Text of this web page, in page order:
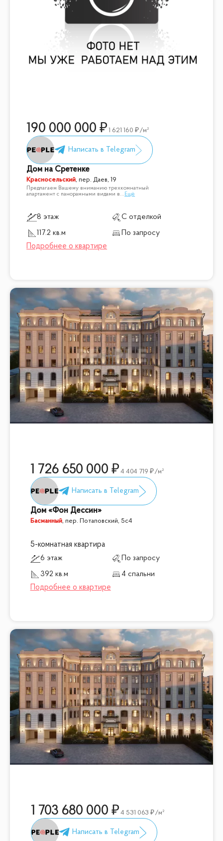
190 000 000 1 621 160 /м²
Дом на Сретенке
Красносельский,пер. Даев, 19
Предлагаем Вашему вниманию трехкомнатный
апартамент с панорамными видами в... Ещё
8 этаж
С отделкой
117.2 кв.м
По запросу
1 726 650 000 4 404 719 /м²
Дом «Фон Дессин»
Басманный, пер. Потаповский, 5с4
5-комнатная квартира
6 этаж
По запросу
392 кв.м
4 спальни
1 703 680 000 4 531 063 /м²